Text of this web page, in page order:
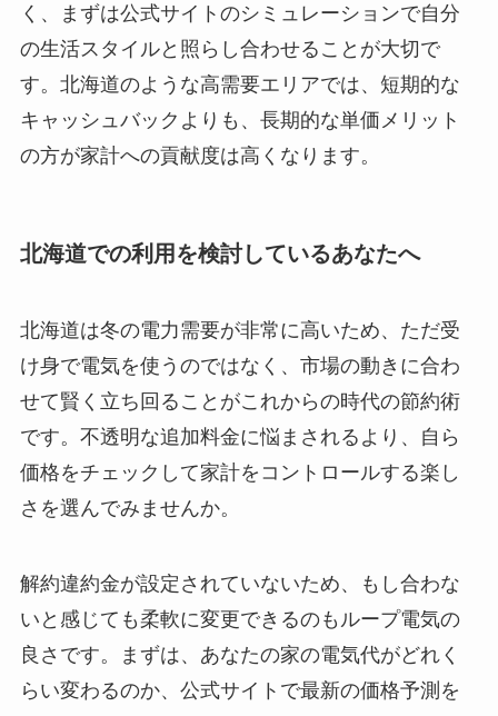
く、まずは公式サイトのシミュレーションで自分
の生活スタイルと照らし合わせることが大切で
す。北海道のような高需要エリアでは、短期的な
キャッシュバックよりも、長期的な単価メリット
の方が家計への貢献度は高くなります。
北海道での利用を検討しているあなたへ
北海道は冬の電力需要が非常に高いため、ただ受
け身で電気を使うのではなく、市場の動きに合わ
せて賢く立ち回ることがこれからの時代の節約術
です。不透明な追加料金に悩まされるより、自ら
価格をチェックして家計をコントロールする楽し
さを選んでみませんか。
解約違約金が設定されていないため、もし合わな
いと感じても柔軟に変更できるのもループ電気の
良さです。まずは、あなたの家の電気代がどれく
らい変わるのか、公式サイトで最新の価格予測を